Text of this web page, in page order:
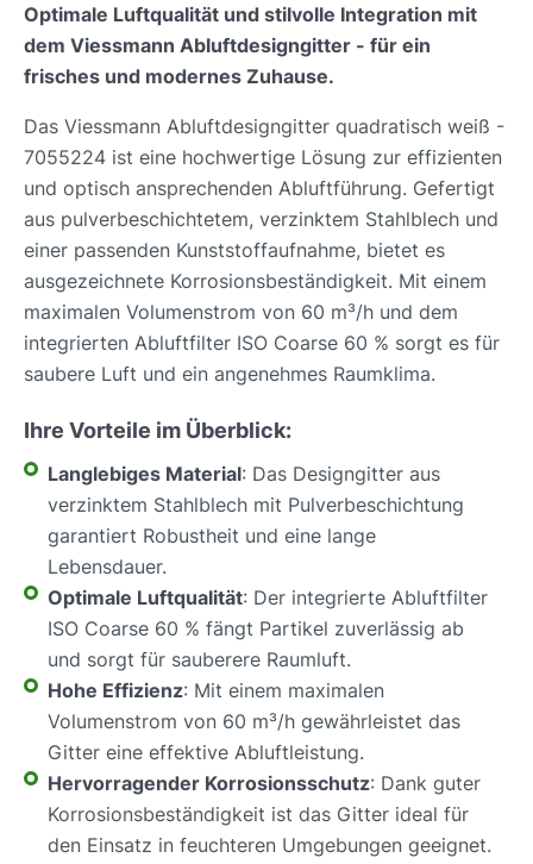
Optimale Luftqualität und stilvolle Integration mit
dem Viessmann Abluftdesigngitter - für ein
frisches und modernes Zuhause.
Das Viessmann Abluftdesigngitter quadratisch weiß -
7055224 ist eine hochwertige Lösung zur effizienten
und optisch ansprechenden Abluftführung. Gefertigt
aus pulverbeschichtetem, verzinktem Stahlblech und
einer passenden Kunststoffaufnahme, bietet es
ausgezeichnete Korrosionsbeständigkeit. Mit einem
maximalen Volumenstrom von 60 m³/h und dem
integrierten Abluftfilter ISO Coarse 60 % sorgt es für
saubere Luft und ein angenehmes Raumklima.
Ihre Vorteile im Überblick:
Langlebiges Material: Das Designgitter aus
verzinktem Stahlblech mit Pulverbeschichtung
garantiert Robustheit und eine lange
Lebensdauer.
Optimale Luftqualität: Der integrierte Abluftfilter
ISO Coarse 60 % fängt Partikel zuverlässig ab
und sorgt für sauberere Raumluft.
Hohe Effizienz: Mit einem maximalen
Volumenstrom von 60 m³/h gewährleistet das
Gitter eine effektive Abluftleistung.
Hervorragender Korrosionsschutz: Dank guter
Korrosionsbeständigkeit ist das Gitter ideal für
den Einsatz in feuchteren Umgebungen geeignet.